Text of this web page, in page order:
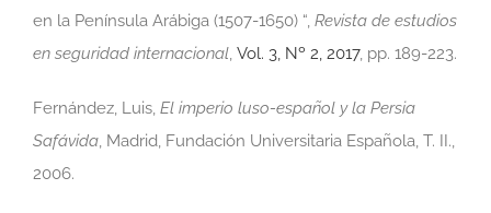
en la Península Arábiga (1507-1650) “, Revista de estudios
en seguridad internacional, Vol. 3, Nº 2, 2017, pp. 189-223.
Fernández, Luis, El imperio luso-español y la Persia
Safávida, Madrid, Fundación Universitaria Española, T. II.,
2006.